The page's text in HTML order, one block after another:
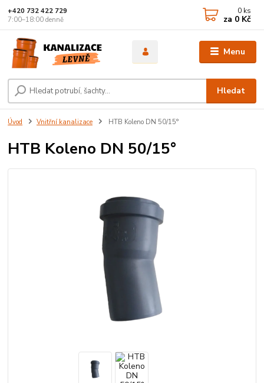
Menu
Hledat
+420 732 422 729
7:00–18:00 denně
0 ks
za 0 Kč
Úvod Vnitřní kanalizace HTB Koleno DN 50/15°
HTB Koleno DN 50/15°